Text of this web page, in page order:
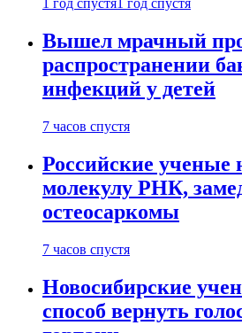
1 год спустя 1 год спустя
Вышел мрачный
распространении
инфекций у детей
7 часов спустя
Российские ученые
молекулу РНК,
остеосаркомы
7 часов спустя
Новосибирские
способ вернуть